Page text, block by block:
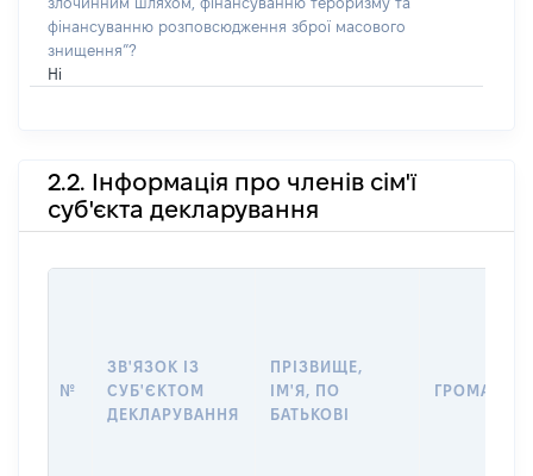
фінансуванню розповсюдження зброї масового
знищення”?
Ні
2.2. Інформація про членів сім'ї
суб'єкта декларування
№
ЗВ'ЯЗОК ІЗ
СУБ'ЄКТОМ
ДЕКЛАРУВАННЯ
ПРІЗВИЩЕ,
ІМ'Я, ПО
БАТЬКОВІ